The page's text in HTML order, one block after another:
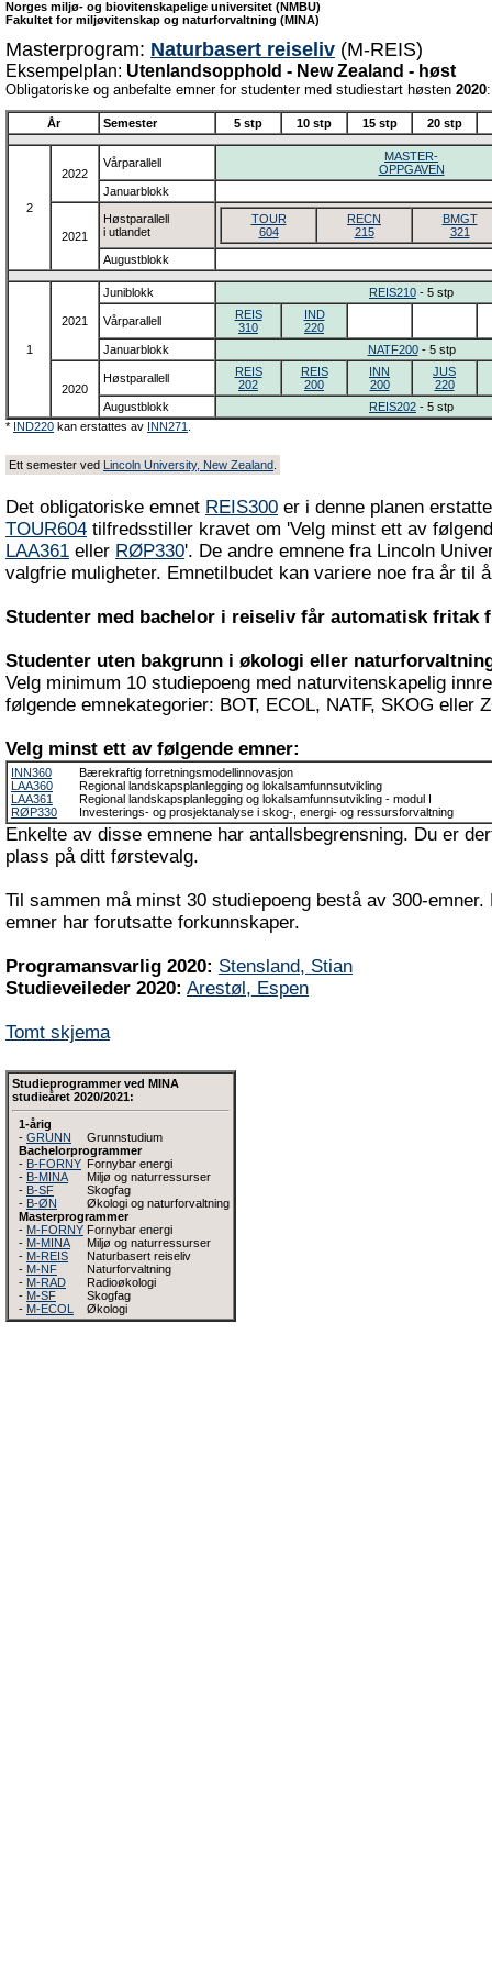
Norges miljø- og biovitenskapelige universitet (NMBU)
Fakultet for miljøvitenskap og naturforvaltning (MINA)
Masterprogram: Naturbasert reiseliv (M-REIS)
Eksempelplan: Utenlandsopphold - New Zealand - høst
Obligatoriske og anbefalte emner for studenter med studiestart høsten 2020:
År Semester 5 stp 10 stp 15 stp 20 stp
2
2022
Vårparallell
MASTER-
OPPGAVEN
Januarblokk
2021
Høstparallell
i utlandet
TOUR
604
RECN
215
BMGT
321
Augustblokk
1
2021
Juniblokk REIS210 - 5 stp
Vårparallell
REIS
310
IND
220
Januarblokk
NATF200- 5 stp
2020
Høstparallell
REIS
202
REIS
200
INN
200
JUS
220
Augustblokk
REIS202 - 5 stp
* IND220 kan erstattes av INN271
Ett semester ved Lincoln University, New Zealand
Det obligatoriske emnet REIS300 er i denne planen
TOUR604 tilfredsstiller kravet om 'Velg minst ett av
LAA361 eller RØP330'. De andre emnene fra Lincoln
valgfrie muligheter. Emnetilbudet kan variere noe fra år til
Studenter med bachelor i reiseliv får automatisk fritak
Studenter uten bakgrunn i økologi eller
Velg minimum 10 studiepoeng med naturvitenskapelig
følgende emnekategorier: BOT, ECOL, NATF, SKOG eller
Velg minst ett av følgende emner:
INN360
Bærekraftig forretningsmodellinnovasjon
LAA360
Regional landskapsplanlegging og lokalsamfunnsutvikling
LAA361
Regional landskapsplanlegging og lokalsamfunnsutvikling - modul I
RØP330
Investerings- og prosjektanalyse i skog-, energi- og ressursforvaltning
Enkelte av disse emnene har antallsbegrensning. Du er
plass på ditt førstevalg.
Til sammen må minst 30 studiepoeng bestå av 300-
emner har forutsatte forkunnskaper.
Programansvarlig 2020: Stensland, Stian
Studieveileder 2020: Arestøl, Espen
Tomt skjema
Studieprogrammer ved MINA
studieåret 2020/2021:
1-årig
- GRUNN
Grunnstudium
Bachelorprogrammer
- B-FORNY Fornybar energi
- B-MINA
Miljø og naturressurser
- B-SF
Skogfag
- B-ØN
Økologi og naturforvaltning
Masterprogrammer
- M-FORNY Fornybar energi
- M-MINA
Miljø og naturressurser
- M-REIS
Naturbasert reiseliv
- M-NF
Naturforvaltning
- M-RAD
Radioøkologi
- M-SF
Skogfag
- M-ECOL Økologi